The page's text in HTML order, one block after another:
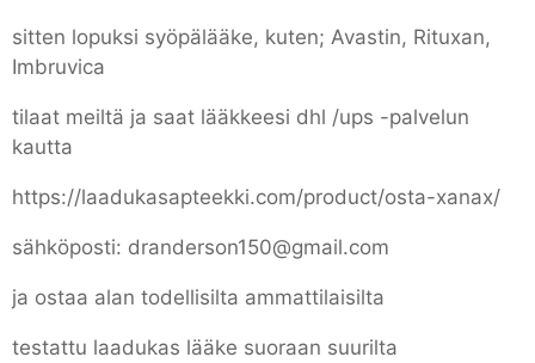
sitten lopuksi syöpälääke, kuten; Avastin, Rituxan,
Imbruvica
tilaat meiltä ja saat lääkkeesi dhl /ups -palvelun
kautta
https://laadukasapteekki.com/product/osta-xanax/
sähköposti: dranderson150@gmail.com
ja ostaa alan todellisilta ammattilaisilta
testattu laadukas lääke suoraan suurilta